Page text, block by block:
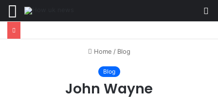
Menu
Home / Blog
Blog
John Wayne